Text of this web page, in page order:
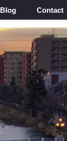
Blog Contact